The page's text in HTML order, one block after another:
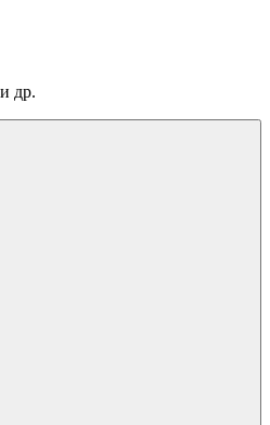
др.